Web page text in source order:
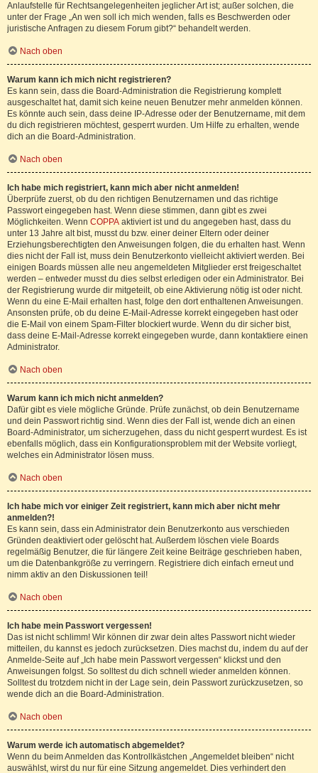
Anlaufstelle für Rechtsangelegenheiten jeglicher Art ist; außer solchen, die
unter der Frage „An wen soll ich mich wenden, falls es Beschwerden oder
juristische Anfragen zu diesem Forum gibt?“ behandelt werden.
Nach oben
Warum kann ich mich nicht registrieren?
Es kann sein, dass die Board-Administration die Registrierung komplett
ausgeschaltet hat, damit sich keine neuen Benutzer mehr anmelden können.
Es könnte auch sein, dass deine IP-Adresse oder der Benutzername, mit dem
du dich registrieren möchtest, gesperrt wurden. Um Hilfe zu erhalten, wende
dich an die Board-Administration.
Nach oben
Ich habe mich registriert, kann mich aber nicht anmelden!
Überprüfe zuerst, ob du den richtigen Benutzernamen und das richtige
Passwort eingegeben hast. Wenn diese stimmen, dann gibt es zwei
Möglichkeiten. Wenn COPPA aktiviert ist und du angegeben hast, dass du
unter 13 Jahre alt bist, musst du bzw. einer deiner Eltern oder deiner
Erziehungsberechtigten den Anweisungen folgen, die du erhalten hast. Wenn
dies nicht der Fall ist, muss dein Benutzerkonto vielleicht aktiviert werden. Bei
einigen Boards müssen alle neu angemeldeten Mitglieder erst freigeschaltet
werden – entweder musst du dies selbst erledigen oder ein Administrator. Bei
der Registrierung wurde dir mitgeteilt, ob eine Aktivierung nötig ist oder nicht.
Wenn du eine E-Mail erhalten hast, folge den dort enthaltenen Anweisungen.
Ansonsten prüfe, ob du deine E-Mail-Adresse korrekt eingegeben hast oder
die E-Mail von einem Spam-Filter blockiert wurde. Wenn du dir sicher bist,
dass deine E-Mail-Adresse korrekt eingegeben wurde, dann kontaktiere einen
Administrator.
Nach oben
Warum kann ich mich nicht anmelden?
Dafür gibt es viele mögliche Gründe. Prüfe zunächst, ob dein Benutzername
und dein Passwort richtig sind. Wenn dies der Fall ist, wende dich an einen
Board-Administrator, um sicherzugehen, dass du nicht gesperrt wurdest. Es ist
ebenfalls möglich, dass ein Konfigurationsproblem mit der Website vorliegt,
welches ein Administrator lösen muss.
Nach oben
Ich habe mich vor einiger Zeit registriert, kann mich aber nicht mehr
anmelden?!
Es kann sein, dass ein Administrator dein Benutzerkonto aus verschieden
Gründen deaktiviert oder gelöscht hat. Außerdem löschen viele Boards
regelmäßig Benutzer, die für längere Zeit keine Beiträge geschrieben haben,
um die Datenbankgröße zu verringern. Registriere dich einfach erneut und
nimm aktiv an den Diskussionen teil!
Nach oben
Ich habe mein Passwort vergessen!
Das ist nicht schlimm! Wir können dir zwar dein altes Passwort nicht wieder
mitteilen, du kannst es jedoch zurücksetzen. Dies machst du, indem du auf der
Anmelde-Seite auf „Ich habe mein Passwort vergessen“ klickst und den
Anweisungen folgst. So solltest du dich schnell wieder anmelden können.
Solltest du trotzdem nicht in der Lage sein, dein Passwort zurückzusetzen, so
wende dich an die Board-Administration.
Nach oben
Warum werde ich automatisch abgemeldet?
Wenn du beim Anmelden das Kontrollkästchen „Angemeldet bleiben“ nicht
auswählst, wirst du nur für eine Sitzung angemeldet. Dies verhindert den